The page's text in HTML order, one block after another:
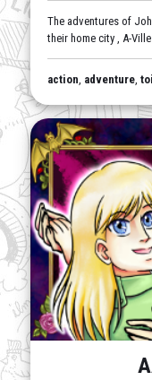
The adventures of
their home city , A-
action adventure ,